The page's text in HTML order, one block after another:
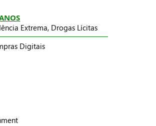
Extrema, Drogas Lícitas
Digitais